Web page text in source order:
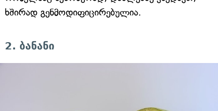
ხშირად გენმოდიფიცირებულია.
2. ბანანი